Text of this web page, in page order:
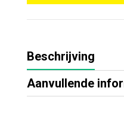
Beschrijving
Aanvullende